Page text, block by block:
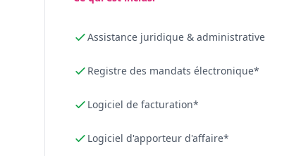
Assistance juridique & administrative
Registre des mandats électronique*
Logiciel de facturation*
Logiciel d'apporteur d'affaire*